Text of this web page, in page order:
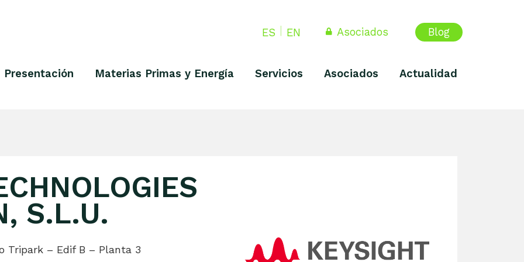
ES EN Asociados Blog
Presentación Materias Primas y Energía Servicios Asociados Actualidad
S.L.U.
Tripark – Edif B – Planta 3